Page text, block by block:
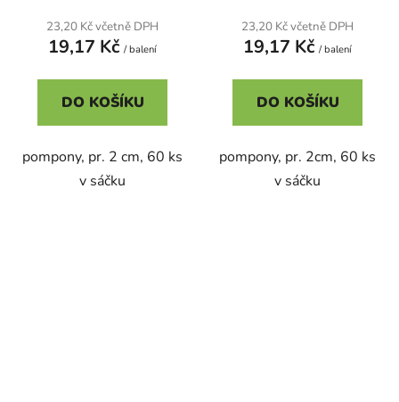
23,20 Kč včetně DPH
19,17 Kč / balení
DO KOŠÍKU
pompony, pr. 2 cm, 60 ks
v sáčku
23,20 Kč včetně DPH
19,17 Kč / balení
DO KOŠÍKU
pompony, pr. 2cm, 60 ks
v sáčku